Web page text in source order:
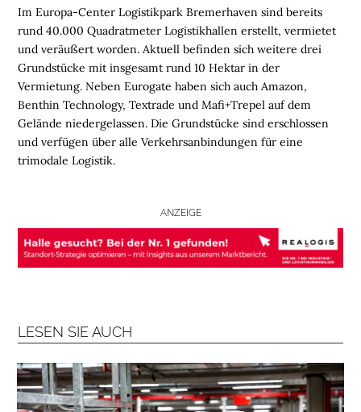
I
S
T
I
K
R
E
G
I
N
N
H
E
N
ImEuropa-Center Logistikpark Bremerhaven sind bereits
rund 40.000 Quadratmeter Logistikhallen erstellt, vermietet
und veräußert worden. Aktuell befinden sich weitere drei
Grundstücke mit insgesamt rund 10 Hektar in der
Vermietung. Neben Eurogate haben sich auch Amazon,
Benthin Technology, Textrade und Mafi+Trepel auf dem
Gelände niedergelassen. Die Grundstücke sind erschlossen
und verfügen über alle Verkehrsanbindungen für eine
trimodale Logistik.
ANZEIGE
LESEN SIE AUCH